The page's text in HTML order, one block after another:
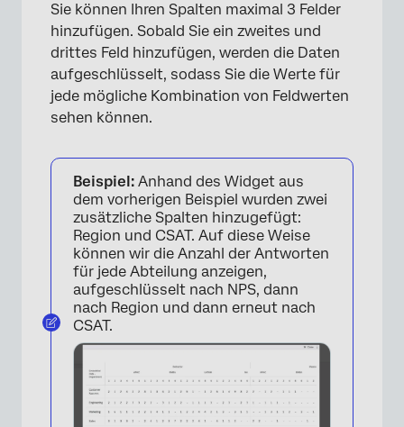
Sie können Ihren Spalten maximal 3 Felder
hinzufügen. Sobald Sie ein zweites und
drittes Feld hinzufügen, werden die Daten
aufgeschlüsselt, sodass Sie die Werte für
jede mögliche Kombination von Feldwerten
sehen können.
Beispiel: Anhand des Widget aus
dem vorherigen Beispiel wurden zwei
zusätzliche Spalten hinzugefügt:
Region und CSAT. Auf diese Weise
können wir die Anzahl der Antworten
für jede Abteilung anzeigen,
aufgeschlüsselt nach NPS, dann
nach Region und dann erneut nach
CSAT.